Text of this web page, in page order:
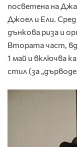
посветена на
Джоел и Ели.
дънкова риза и
Втората част,
1 май и включва
стил (за